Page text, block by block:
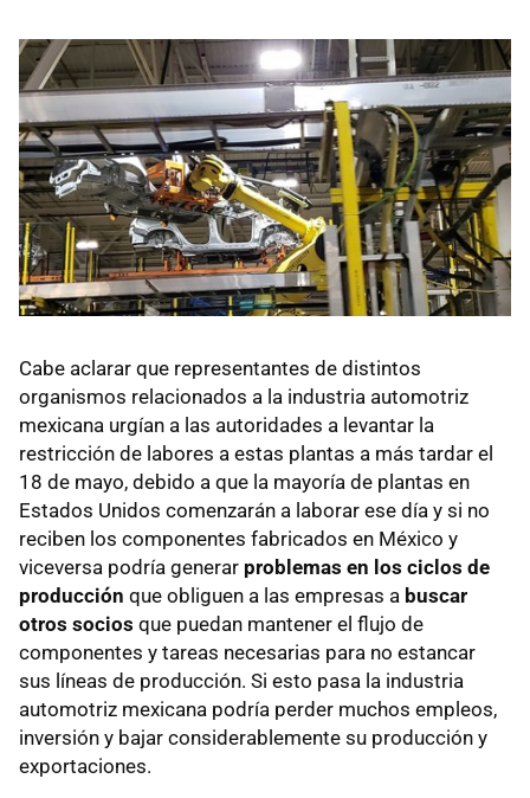
Cabe aclarar que representantes de distintos
organismos relacionados a la industria automotriz
mexicana urgían a las autoridades a levantar la
restricción de labores a estas plantas a más tardar el
18 de mayo, debido a que la mayoría de plantas en
Estados Unidos comenzarán a laborar ese día y si no
reciben los componentes fabricados en México y
viceversa podría generar problemas en los ciclos de
producción que obliguen a las empresas a buscar
otros socios que puedan mantener el flujo de
componentes y tareas necesarias para no estancar
sus líneas de producción. Si esto pasa la industria
automotriz mexicana podría perder muchos empleos,
inversión y bajar considerablemente su producción y
exportaciones.